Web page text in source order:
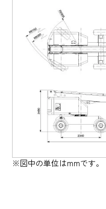
※図中の単位はmmです。